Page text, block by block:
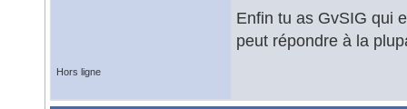
Enfin tu as GvSIG qui
peut répondre à la
Hors ligne